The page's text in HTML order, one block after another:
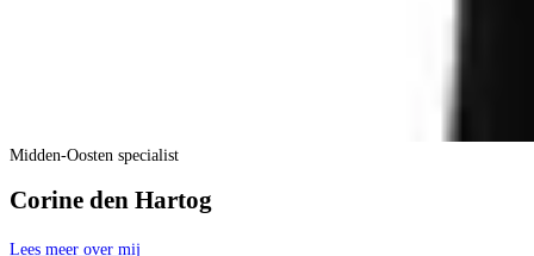
Midden-Oosten specialist
Corine den Hartog
Lees meer over mij